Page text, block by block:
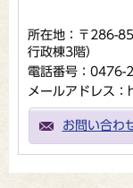
所在地：〒286-
行政棟3階）
電話番号：0476-
メールアドレス
お問い合わ